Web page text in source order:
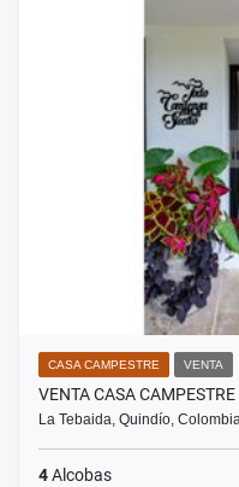
CASA CAMPESTRE VENTA
VENTA CASA
La Tebaida, Quindío,
4Alcobas